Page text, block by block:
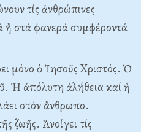
τίς ἀνθρώπινες
ἤ στά φανερά συμφέροντά
μόνο ὁ Ἰησοῦς Xριστός. Ὁ
Ἡ ἀπόλυτη ἀλήθεια καί ἡ
στόν ἄνθρωπο.
ζωῆς. Ἀνοίγει τίς